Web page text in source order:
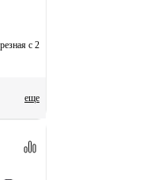
еще
с 2D-регулировкой вес полотна до